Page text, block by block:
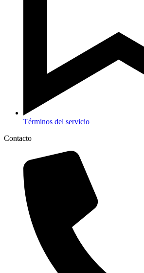
Términos del servicio
Contacto